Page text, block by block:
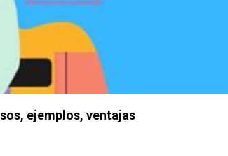
ejemplos, ventajas